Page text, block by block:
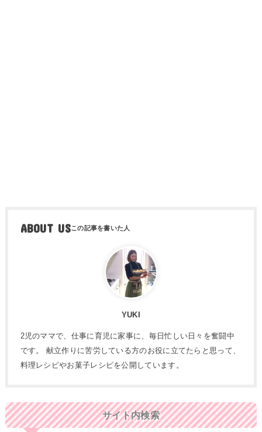
ABOUT US
YUKI
2児のママで、仕事に育児に家事に、毎日忙しい日々を奮闘中
です。 献立作りに苦労している方のお役に立てたらと思って、
料理レシピやお菓子レシピを公開しています。
サイト内検索